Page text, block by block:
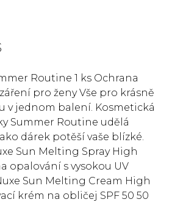
Routine 1 ks Ochrana
pro ženy Vše pro krásně
v jednom balení. Kosmetická
Summer Routine udělá
dárek potěší vaše blízké.
Sun Melting Spray High
opalování s vysokou UV
Sun Melting Cream High
krém na obličej SPF 50 50